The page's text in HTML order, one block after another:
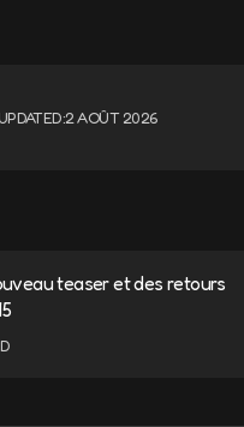
2 AOÛT 2026
teaser et des retours